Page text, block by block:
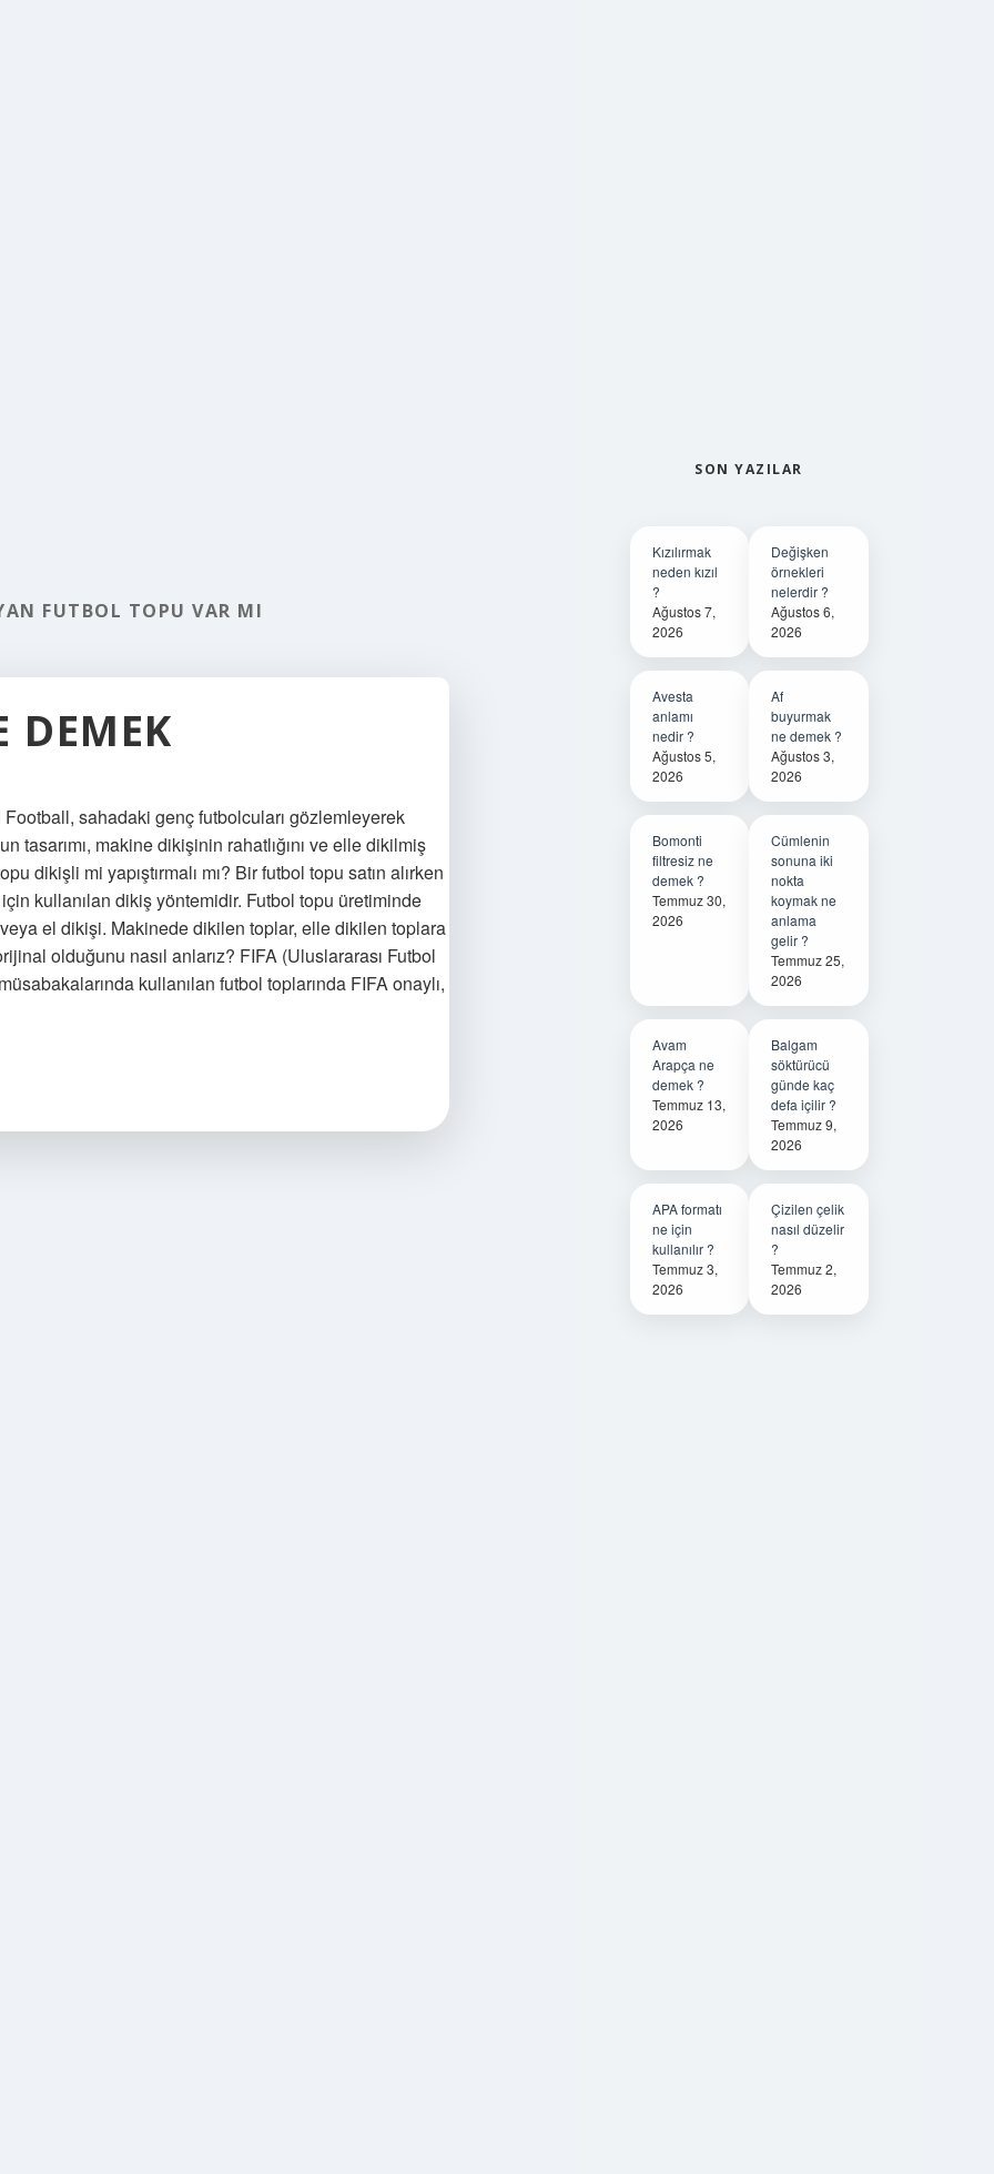
FUTBOL TOPU VAR MI
DEMEK
sahadaki genç futbolcuları gözlemleyerek
tasarımı, makine dikişinin rahatlığını ve elle dikilmiş
dikişli mi yapıştırmalı mı? Bir futbol topu satın alırken
kullanılan dikiş yöntemidir. Futbol topu üretiminde
el dikişi. Makinede dikilen toplar, elle dikilen toplara
olduğunu nasıl anlarız? FIFA (Uluslararası Futbol
kullanılan futbol toplarında FIFA onaylı,
SON YAZILAR
Kızılırmak
neden kızıl
?
Ağustos 7,
2026
Değişken
örnekleri
nelerdir ?
Ağustos 6,
2026
Avesta
anlamı
nedir ?
Ağustos 5,
2026
Af
buyurmak
ne demek ?
Ağustos 3,
2026
Bomonti
filtresiz ne
demek ?
Temmuz 30,
2026
Cümlenin
sonuna iki
nokta
koymak ne
anlama
gelir ?
Temmuz 25,
2026
Avam
Arapça ne
demek ?
Temmuz 13,
2026
Balgam
söktürücü
günde kaç
defa içilir ?
Temmuz 9,
2026
APA formatı
ne için
kullanılır ?
Temmuz 3,
2026
Çizilen çelik
nasıl düzelir
?
Temmuz 2,
2026